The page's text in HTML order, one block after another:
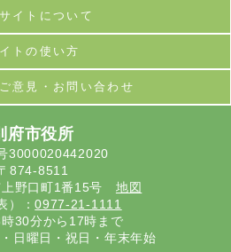
イトについて
トの使い方
意見・お問い合わせ
府市役所
3000020442020
874-8511
上野口町1番15号 地図
）：0977-21-1111
時30分から17時まで
日曜日・祝日・年末年始